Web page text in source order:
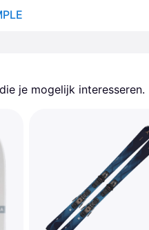
je mogelijk interesseren.